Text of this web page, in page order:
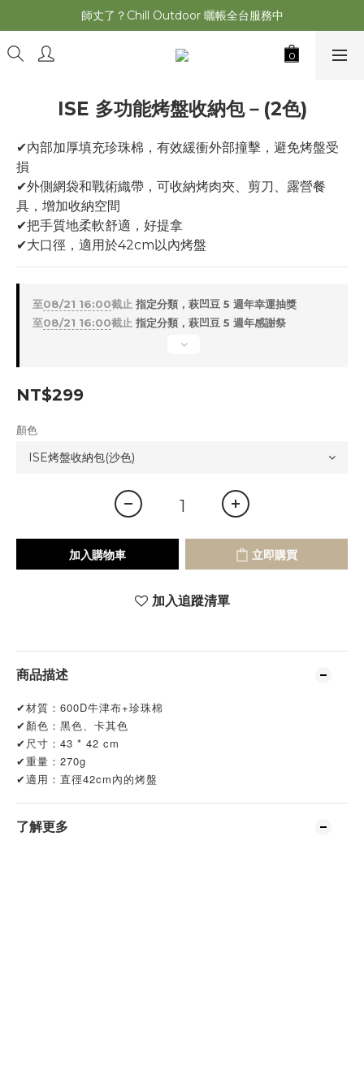
萩遊之魂 2025聯名五單位折疊桌轟動發表⚡️
師丈了？Chill Outdoor 曬帳全台服務中
萩遊之魂 2025聯名五單位折疊桌轟動發表⚡️
ISE 多功能烤盤收納包－(2色)
✔內部加厚填充珍珠棉，有效緩衝外部撞擊，避免烤盤受
損
✔外側網袋和戰術織帶，可收納烤肉夾、剪刀、露營餐
具，增加收納空間
✔把手質地柔軟舒適，好提拿
✔大口徑，適用於42cm以內烤盤
至08/21 16:00截止 指定分類，萩凹豆 5 週年幸運抽獎
至08/21 16:00截止 指定分類，萩凹豆 5 週年感謝祭
NT$299
顏色
加入購物車 立即購買
加入追蹤清單
商品描述
✔材質：600D牛津布+珍珠棉
✔顏色：黑色、卡其色
✔尺寸：43 * 42 cm
✔重量：270g
✔適用：直徑42cm內的烤盤
了解更多